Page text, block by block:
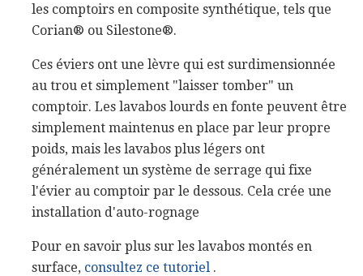
les comptoirs en composite synthétique, tels que
Corian® ou Silestone®.
Ces éviers ont une lèvre qui est surdimensionnée
au trou et simplement "laisser tomber" un
comptoir. Les lavabos lourds en fonte peuvent être
simplement maintenus en place par leur propre
poids, mais les lavabos plus légers ont
généralement un système de serrage qui fixe
l'évier au comptoir par le dessous. Cela crée une
installation d'auto-rognage
Pour en savoir plus sur les lavabos montés en
surface, consultez ce tutoriel .